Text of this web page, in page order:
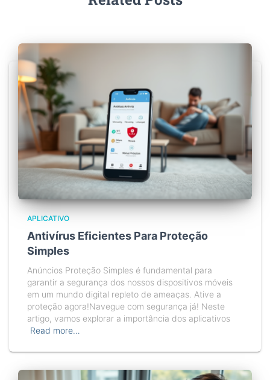
APLICATIVO
Antivírus Eficientes Para Proteção
Simples
Anúncios Proteção Simples é fundamental para
garantir a segurança dos nossos dispositivos móveis
em um mundo digital repleto de ameaças. Ative a
proteção agora!Navegue com segurança já! Neste
artigo, vamos explorar a importância dos aplicativos
Read more…